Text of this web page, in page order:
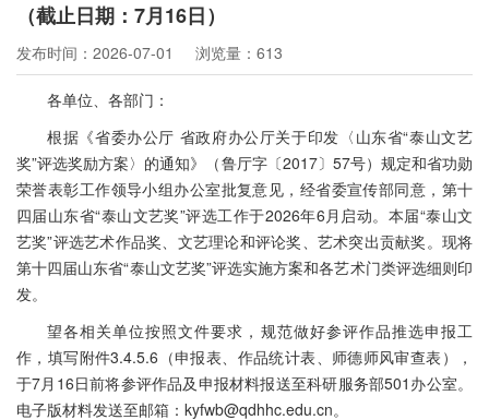
（截止日期：7月16日）
发布时间：2026-07-01 浏览量：613
各单位、各部门：
根据《省委办公厅 省政府办公厅关于印发〈山东省“泰山文艺
奖”评选奖励方案〉的通知》（鲁厅字〔2017〕57号）规定和省功勋
荣誉表彰工作领导小组办公室批复意见，经省委宣传部同意，第十
四届山东省“泰山文艺奖”评选工作于2026年6月启动。本届“泰山文
艺奖”评选艺术作品奖、文艺理论和评论奖、艺术突出贡献奖。现将
第十四届山东省“泰山文艺奖”评选实施方案和各艺术门类评选细则印
发。
望各相关单位按照文件要求，规范做好参评作品推选申报工
作， 填写附件3.4.5.6（申报表、作品统计表、师德师风审查表），
于7月 16日前将参评作品及申报材料报送至科研服务部501办公室。
电子版材料发送至邮箱： kyfwb@qdhhc.edu.cn。